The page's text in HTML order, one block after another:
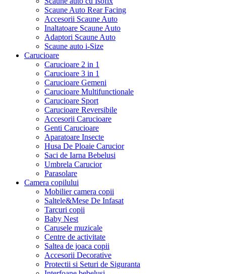
Scaune Auto Rear Facing
Accesorii Scaune Auto
Inaltatoare Scaune Auto
Adaptori Scaune Auto
Scaune auto i-Size
Carucioare
Carucioare 2 in 1
Carucioare 3 in 1
Carucioare Gemeni
Carucioare Multifunctionale
Carucioare Sport
Carucioare Reversibile
Accesorii Carucioare
Genti Carucioare
Aparatoare Insecte
Husa De Ploaie Carucior
Saci de Iarna Bebelusi
Umbrela Carucior
Parasolare
Camera copilului
Mobilier camera copii
Saltele&Mese De Infasat
Tarcuri copii
Baby Nest
Carusele muzicale
Centre de activitate
Saltea de joaca copii
Accesorii Decorative
Protectii si Seturi de Siguranta